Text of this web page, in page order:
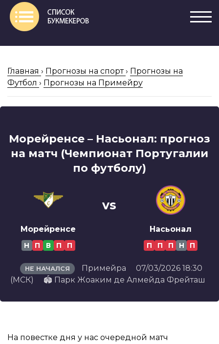
Главная › Прогнозы на спорт › Прогнозы на
Футбол › Прогнозы на Примейру
Морейренсе – Насьонал: прогноз
на матч (Чемпионат Португалии
по футболу)
Морейренсе
Н П В П П
vs
Насьонал
П П П Н П
НЕ НАЧАЛСЯ Примейра
07/03/2026 18:30
(МСК)
🏟️ Парк Жоаким де Алмейда Фрейташ
На повестке дня у нас очередной матч